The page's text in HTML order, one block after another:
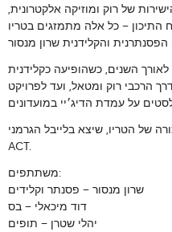
של רוק ומוזיקה אלקטרונית,
התיכון – כל אלה מתמזגים בטריו
השנים, כשהופיעה כקלידנית
הרכבי רוק ומטאל, ועד לפרויקט
של הטריו, שיצא בלייבל הגרמני
ACT.
משתתפים:
שרון מנסור – פסנתר וקלידים
דוד מיכאלי – בס
יהלי שטרן – תופים